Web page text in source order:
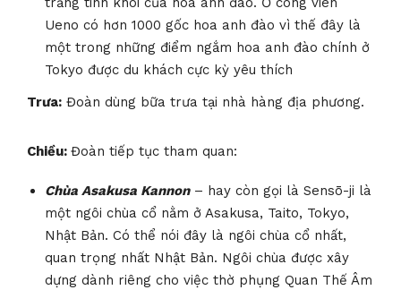
Ueno có hơn 1000 gốc hoa anh đào vì thế đây là
một trong những điểm ngắm hoa anh đào chính ở
Tokyo được du khách cực kỳ yêu thích
Trưa: Đoàn dùng bữa trưa tại nhà hàng địa phương.
Chiều: Đoàn tiếp tục tham quan:
Chùa Asakusa Kannon– hay còn gọi là Sensō-ji là
một ngôi chùa cổ nằm ở Asakusa, Taito, Tokyo,
Nhật Bản. Có thể nói đây là ngôi chùa cổ nhất,
quan trọng nhất Nhật Bản. Ngôi chùa được xây
dựng dành riêng cho việc thờ phụng Quan Thế Âm